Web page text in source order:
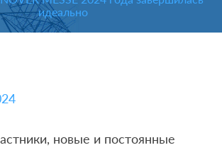
идеально
новые и постоянные